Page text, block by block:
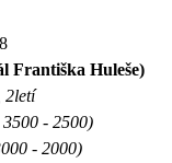
Františka Huleše)
2letí
- 2500)
- 2000)